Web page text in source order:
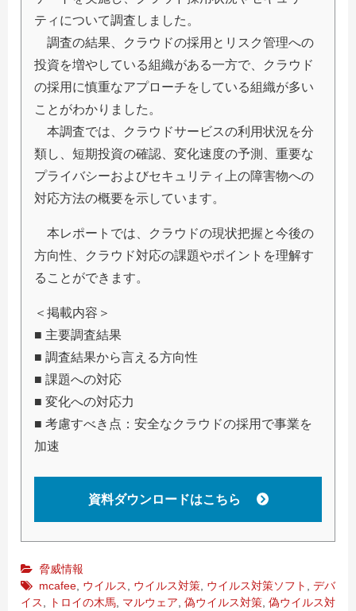
ティについて調査しました。
調査の結果、クラウドの採用とリスク管理への
投資を増やしている組織がある一方で、クラウド
の採用に慎重なアプローチをしている組織が多い
ことがわかりました。
本調査では、クラウドサービスの利用状況を分
類し、短期投資の確認、変化速度の予測、重要な
プライバシーおよびセキュリティ上の障害物への
対応方法の概要を示しています。
本レポートでは、クラウドの現状把握と今後の
方向性、クラウド対応の課題やポイントを理解す
ることができます。
＜掲載内容＞
■ 主要調査結果
■ 調査結果から言える方向性
■ 課題への対応
■ 変化への対応力
■ 考慮すべき点：安全なクラウドの採用で事業を
加速
資料ダウンロードはこちら
脅威情報
mcafee ウイルス ウイルス対策 ウイルス対策ソフト
デバ
イス
トロイの木馬 マルウェア 偽ウイルス対策 偽ウイルス対